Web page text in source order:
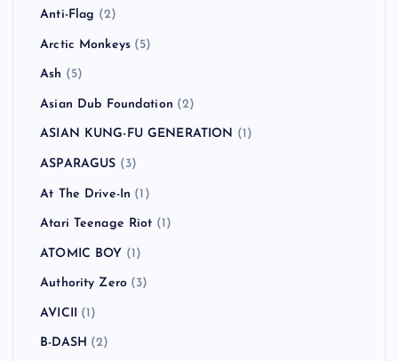
Anti-Flag (2)
Arctic Monkeys (5)
Ash (5)
Asian Dub Foundation (2)
ASIAN KUNG-FU GENERATION (1)
ASPARAGUS (3)
At The Drive-In (1)
Atari Teenage Riot (1)
ATOMIC BOY (1)
Authority Zero (3)
AVICII (1)
B-DASH (2)